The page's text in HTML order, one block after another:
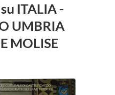
ITALIA -
UMBRIA
MOLISE